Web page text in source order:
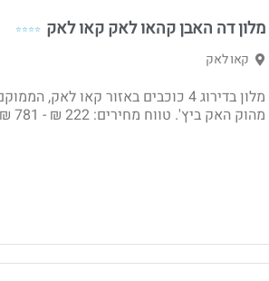
מלון דה האבן קהאו לאק קאו לאק ⭐⭐⭐⭐
קאו לאק
מהוק האק ביץ'. טווח מחירים: 222 ₪ - ‏781 ₪ ללילה. מומלץ!